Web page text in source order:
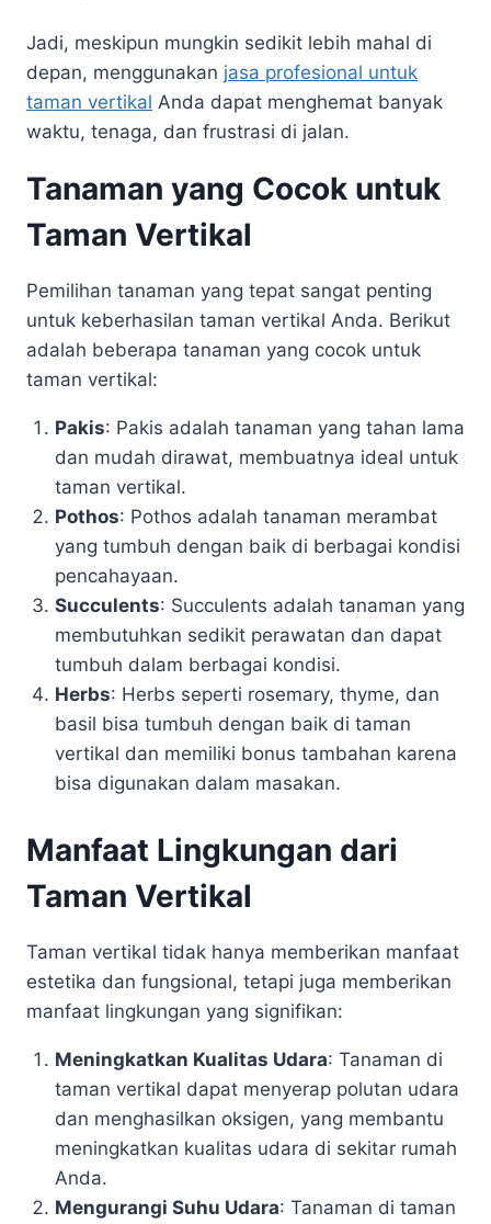
Jadi, meskipun mungkin sedikit lebih mahal di
depan, menggunakan jasa profesional untuk
taman vertikal Anda dapat menghemat banyak
waktu, tenaga, dan frustrasi di jalan.
Tanaman yang Cocok untuk
Taman Vertikal
Pemilihan tanaman yang tepat sangat penting
untuk keberhasilan taman vertikal Anda. Berikut
adalah beberapa tanaman yang cocok untuk
taman vertikal:
Pakis: Pakis adalah tanaman yang tahan lama
dan mudah dirawat, membuatnya ideal untuk
taman vertikal.
Pothos: Pothos adalah tanaman merambat
yang tumbuh dengan baik di berbagai kondisi
pencahayaan.
Succulents: Succulents adalah tanaman yang
membutuhkan sedikit perawatan dan dapat
tumbuh dalam berbagai kondisi.
Herbs: Herbs seperti rosemary, thyme, dan
basil bisa tumbuh dengan baik di taman
vertikal dan memiliki bonus tambahan karena
bisa digunakan dalam masakan.
Manfaat Lingkungan dari
Taman Vertikal
Taman vertikal tidak hanya memberikan manfaat
estetika dan fungsional, tetapi juga memberikan
manfaat lingkungan yang signifikan:
Meningkatkan Kualitas Udara: Tanaman di
taman vertikal dapat menyerap polutan udara
dan menghasilkan oksigen, yang membantu
meningkatkan kualitas udara di sekitar rumah
Anda.
Mengurangi Suhu Udara: Tanaman di taman